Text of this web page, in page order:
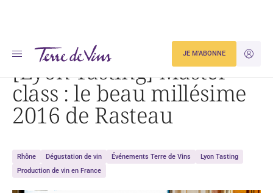
JE
JE M'ABONNE
Accueil [Lyon Tasting] Master class : le beau millésime 2016 de Rasteau
[Lyon Tasting] Master
class : le beau millésime
2016 de Rasteau
Rhône Dégustation de vin Événements Terre de Vins
Lyon Tasting
Production de vin en France